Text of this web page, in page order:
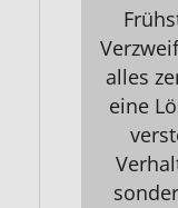
alles
eine